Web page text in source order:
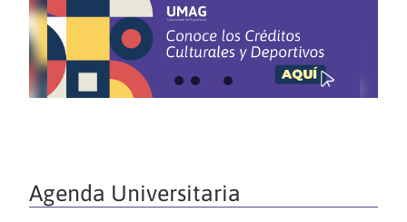
Agenda Universitaria